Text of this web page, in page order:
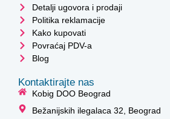
Detalji ugovora i prodaji
Politika reklamacije
Kako kupovati
Povraćaj PDV-a
Blog
Kontaktirajte nas
Kobig DOO Beograd
Bežanijskih ilegalaca 32, Beograd